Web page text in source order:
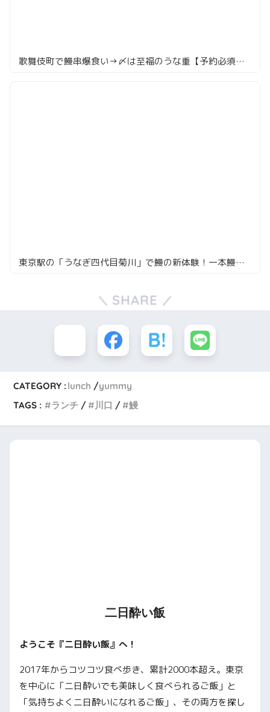
歌舞伎町で鰻串爆食い→〆は至福のうな重【予約必須⁉】
東京駅の「うなぎ四代目菊川」で鰻の新体験！一本鰻のメリットに迫る
SHARE
CATEGORY : lunch
yummy
TAGS :
ランチ 川口 鰻
二日酔い飯
ようこそ『二日酔い飯』へ！
2017年からコツコツ食べ歩き、累計2000本超え。東京
を中心に「二日酔いでも美味しく食べられるご飯」と
「気持ちよく二日酔いになれるご飯」、その両方を探し